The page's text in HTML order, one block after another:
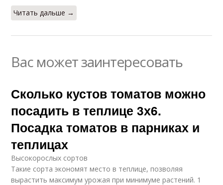
Читать дальше →
Вас может заинтересовать
Сколько кустов томатов можно
посадить в теплице 3х6.
Посадка томатов в парниках и
теплицах
Высокорослых сортов
Такие сорта экономят место в теплице, позволяя
вырастить максимум урожая при минимуме растений. 1